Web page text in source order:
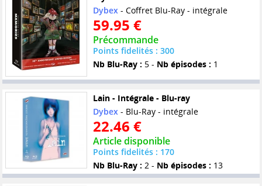
Dybex- Coffret Blu-Ray - intégrale
59.95 €
Précommande
Points fidelités : 300
Nb Blu-Ray : 5 - Nb épisodes : 1
Lain - Intégrale - Blu-ray
Dybex- Blu-Ray - intégrale
22.46 €
Article disponible
Points fidelités : 170
Nb Blu-Ray : 2 - Nb épisodes : 13